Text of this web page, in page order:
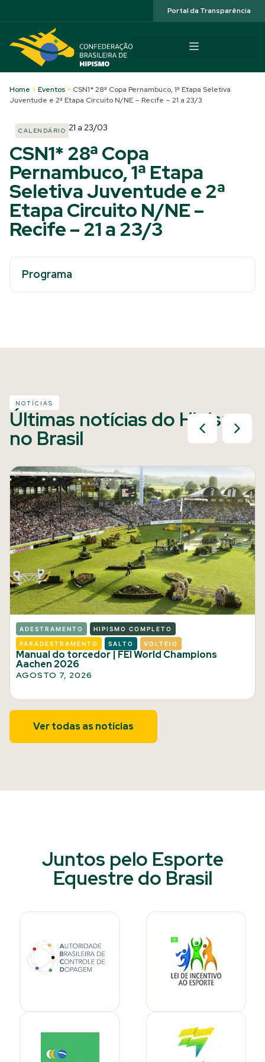
Portal da Transparência
Home > Eventos > CSN1* 28ª Copa Pernambuco, 1ª Etapa Seletiva
Juventude e 2ª Etapa Circuito N/NE – Recife – 21 a 23/3
CALENDÁRIO 21 a 23/03
CSN1* 28ª Copa
Pernambuco, 1ª Etapa
Seletiva Juventude e 2ª
Etapa Circuito N/NE –
Recife – 21 a 23/3
Programa
NOTÍCIAS
Últimas notícias do Hipismo
no Brasil
ADESTRAMENTO HIPISMO COMPLETO
PARADESTRAMENTO SALTO VOLTEIO
Manual do torcedor | FEI World Champions
Aachen 2026
AGOSTO 7, 2026
Ver todas as notícias
Juntos pelo Esporte
Equestre do Brasil​